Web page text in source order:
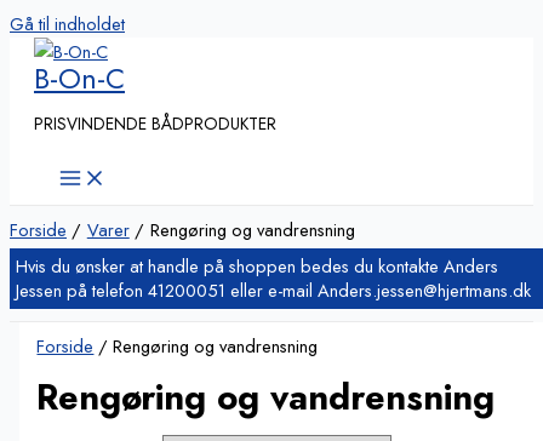
Gå til indholdet
B-On-C
PRISVINDENDE BÅDPRODUKTER
Forside Varer Rengøring og vandrensning
Forside / Rengøring og vandrensning
Rengøring og vandrensning